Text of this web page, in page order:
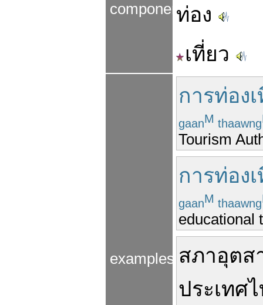
componentsท่อง
เที่ยว
examples
การท่อง
gaanM thaawng
Tourism
การท่อง
gaanM thaawng
educational
สภาอุตส
ประเทศ